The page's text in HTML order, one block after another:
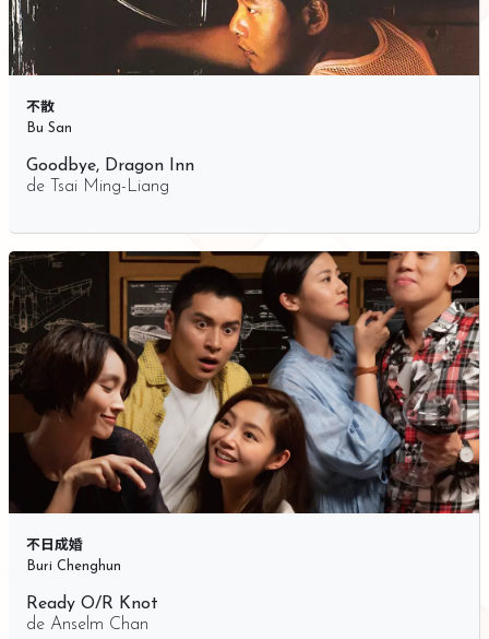
不散
Bu San
Goodbye, Dragon Inn
de
Tsai Ming-Liang
不日成婚
Buri Chenghun
Ready O/R Knot
de Anselm Chan